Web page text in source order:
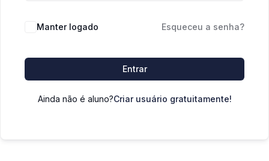
Manter logado Esqueceu a senha?
Entrar
Ainda não é aluno?Criar usuário gratuitamente!